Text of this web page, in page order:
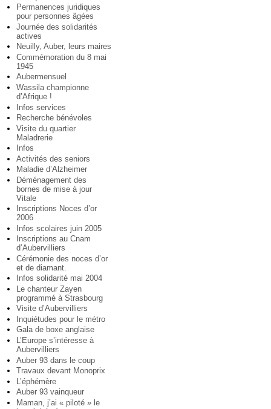
Permanences juridiques
pour personnes âgées
Journée des solidarités
actives
Neuilly, Auber, leurs maires
Commémoration du 8 mai
1945
Aubermensuel
Wassila championne
d’Afrique !
Infos services
Recherche bénévoles
Visite du quartier
Maladrerie
Infos
Activités des seniors
Maladie d’Alzheimer
Déménagement des
bornes de mise à jour
Vitale
Inscriptions Noces d’or
2006
Infos scolaires juin 2005
Inscriptions au Cnam
d’Aubervilliers
Cérémonie des noces d’or
et de diamant.
Infos solidarité mai 2004
Le chanteur Zayen
programmé à Strasbourg
Visite d’Aubervilliers
Inquiétudes pour le métro
Gala de boxe anglaise
L’Europe s’intéresse à
Aubervilliers
Auber 93 dans le coup
Travaux devant Monoprix
L’éphémère
Auber 93 vainqueur
Maman, j’ai « piloté » le